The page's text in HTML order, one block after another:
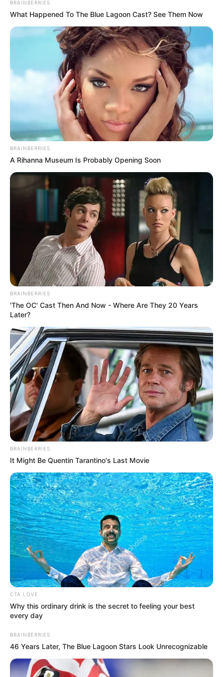
BRAINBERRIES
What Happened To The Blue Lagoon Cast? See Them Now
BRAINBERRIES
A Rihanna Museum Is Probably Opening Soon
BRAINBERRIES
'The OC' Cast Then And Now - Where Are They 20 Years
Later?
BRAINBERRIES
It Might Be Quentin Tarantino's Last Movie
CTA LOVE
Why this ordinary drink is the secret to feeling your best
every day
BRAINBERRIES
46 Years Later, The Blue Lagoon Stars Look Unrecognizable